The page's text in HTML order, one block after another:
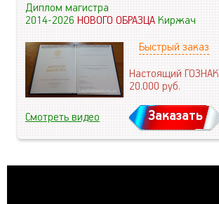
Диплом магистра
2014-2026НОВОГО ОБРАЗЦАКиржач
Быстрый заказ
Настоящий ГОЗНАК
20.000руб.
Смотреть видео Заказать